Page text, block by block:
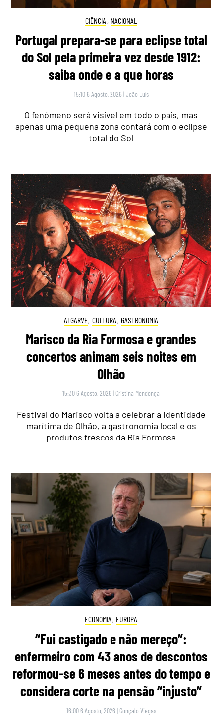
CIÊNCIA , NACIONAL
Portugal prepara-se para eclipse total
do Sol pela primeira vez desde 1912:
saiba onde e a que horas
15:10 6 Agosto, 2026 |João Luís
O fenómeno será visível em todo o país, mas
apenas uma pequena zona contará com o eclipse
total do Sol
ALGARVE, CULTURA , GASTRONOMIA
Marisco da Ria Formosa e grandes
concertos animam seis noites em
Olhão
15:30 6 Agosto, 2026 | Cristina Mendonça
Festival do Marisco volta a celebrar a identidade
marítima de Olhão, a gastronomia local e os
produtos frescos da Ria Formosa
ECONOMIA , EUROPA
“Fui castigado e não mereço”:
enfermeiro com 43 anos de descontos
reformou-se 6 meses antes do tempo e
considera corte na pensão “injusto”
16:00 6 Agosto, 2026 | Gonçalo Viegas